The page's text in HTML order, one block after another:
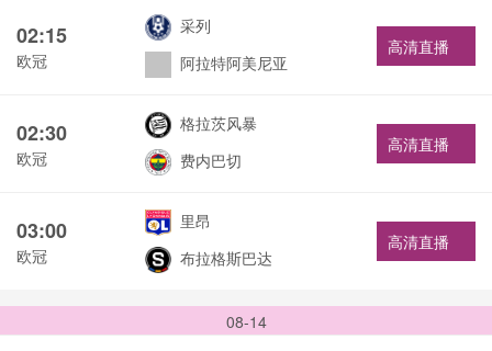
02:15
欧冠
采列
阿拉特阿美尼亚
高清直播
02:30
欧冠
格拉茨风暴
费内巴切
高清直播
03:00
欧冠
里昂
布拉格斯巴达
高清直播
08-14